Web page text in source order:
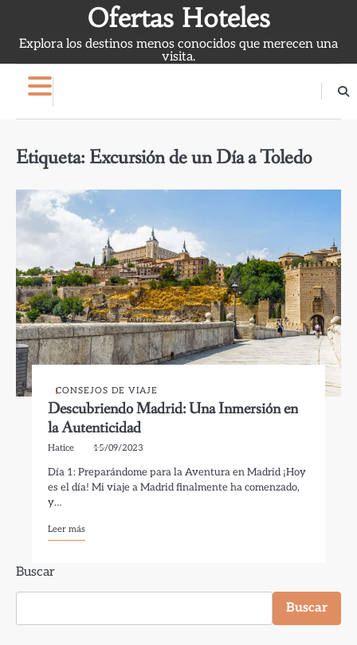
content
Ofertas Hoteles
Explora los destinos menos conocidos que merecen una
visita.
Etiqueta: Excursión de un Día a Toledo
CONSEJOS DE VIAJE
Descubriendo Madrid: Una Inmersión en
la Autenticidad
Hatice 15/09/2023
Día 1: Preparándome para la Aventura en Madrid ¡Hoy
es el día! Mi viaje a Madrid finalmente ha comenzado,
y…
Leer más
Buscar
Buscar